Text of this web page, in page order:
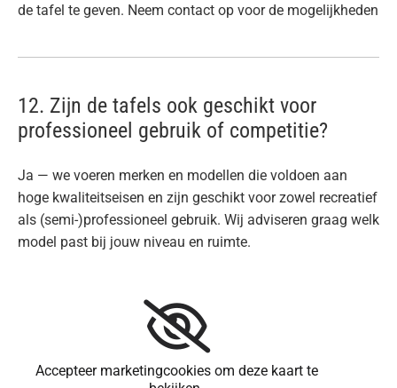
de tafel te geven. Neem contact op voor de mogelijkheden
12. Zijn de tafels ook geschikt voor
professioneel gebruik of competitie?
Ja — we voeren merken en modellen die voldoen aan
hoge kwaliteitseisen en zijn geschikt voor zowel recreatief
als (semi-)professioneel gebruik. Wij adviseren graag welk
model past bij jouw niveau en ruimte.
Accepteer marketingcookies om deze kaart te